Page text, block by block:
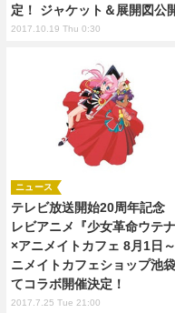
定！ ジャケット＆展開図公
2017.10.19 Thu 0:30
テレビ放送開始20周年記
レビアニメ『少女革命ウテナ
×アニメイトカフェ 8月1日
ニメイトカフェショップ池
てコラボ開催決定！
ニュース
2017.7.25 Tue 21:00